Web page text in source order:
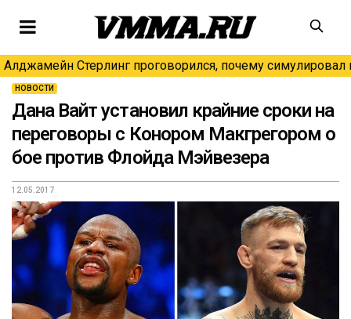
Алджамейн Стерлинг проговорился, почему симулировал
НОВОСТИ
Дана Вайт установил крайние сроки на
переговоры с Конором Макгрегором о
бое против Флойда Мэйвезера
12.05.2017